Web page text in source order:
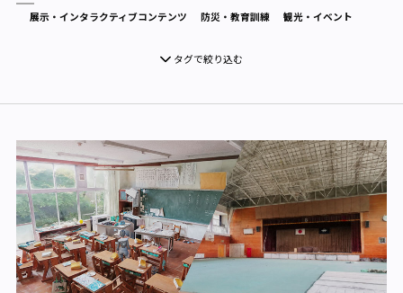
展示・インタラクティブコンテンツ
防災・教育訓練 観光・イベント
タグで絞り込む